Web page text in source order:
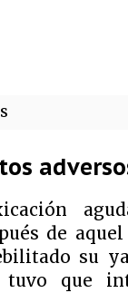
de
su
tuvo que